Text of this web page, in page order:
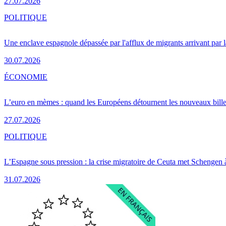
Une enclave espagnole dépassée par l'afflux de migrants arrivant par
30.07.2026
POLITIQUE
L’euro en mèmes : quand les Européens détournent les nouveaux
27.07.2026
ÉCONOMIE
L’Espagne sous pression : la crise migratoire de Ceuta met Schengen
31.07.2026
POLITIQUE